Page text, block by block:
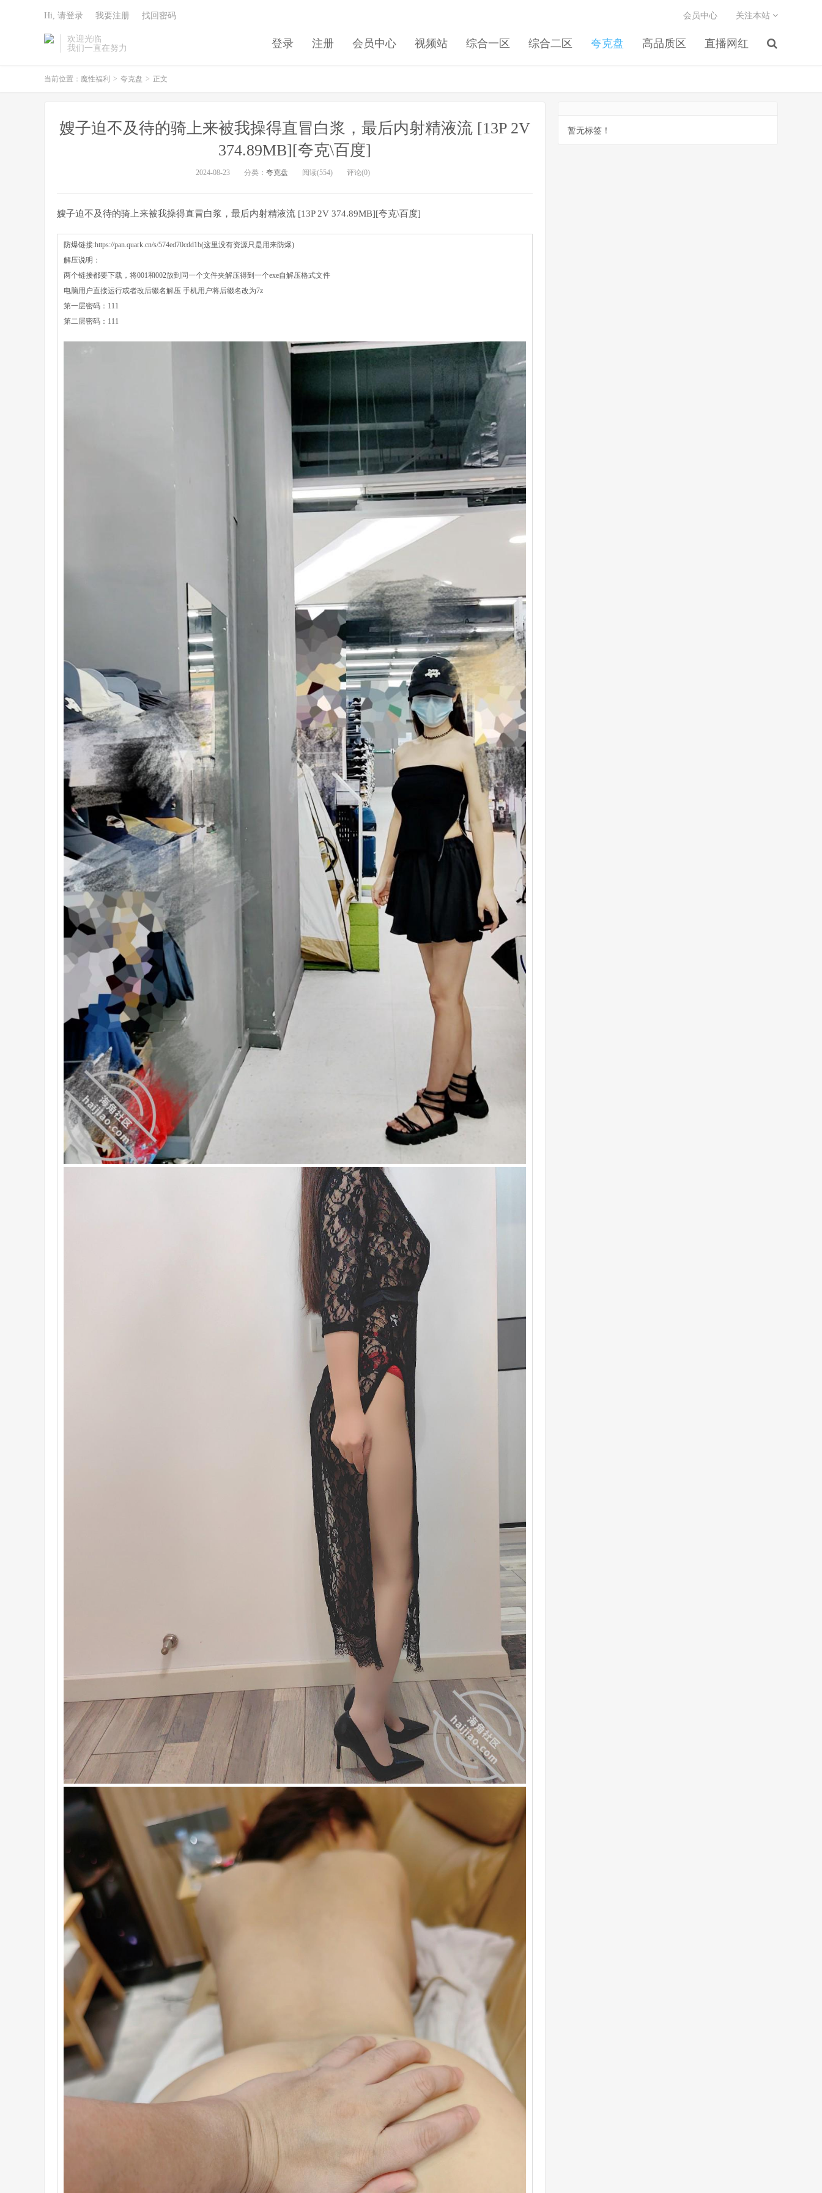
欢迎光临
我们一直在努力
登录 注册 会员中心 视频站 综合一区 综合二区 夸克盘 高品质区 直播网红
会员中心 关注本站
Hi, 请登录 我要注册 找回密码
当前位置： 魔性福利 > 夸克盘 > 正文
嫂子迫不及待的骑上来被我操得直冒白浆，最后内射精液流 [13P 2V
374.89MB][夸克\百度]
2024-08-23 分类： 夸克盘 阅读(554) 评论(0)
嫂子迫不及待的骑上来被我操得直冒白浆，最后内射精液流 [13P 2V 374.89MB][夸克\百度]
防爆链接:https://pan.quark.cn/s/574ed70cdd1b(这里没有资源只是用来防爆)
解压说明：
两个链接都要下载，将001和002放到同一个文件夹解压得到一个exe自解压格式文件
电脑用户直接运行或者改后缀名解压 手机用户将后缀名改为7z
第一层密码：111
第二层密码：111
暂无标签！